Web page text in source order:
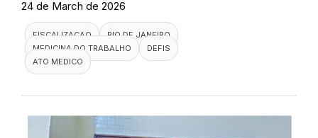
24 de March de 2026
FISCALIZACAO
RIO DE JANEIRO
MEDICINA DO TRABALHO
DEFIS
ATO MEDICO